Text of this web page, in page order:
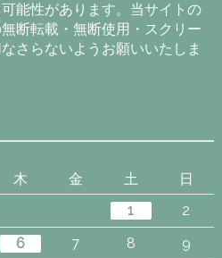
能性があります。当サイトの
断転載・無断使用・スクリー
さらないようお願いいたしま
木 金 土
日
1
2
6 7 8
9